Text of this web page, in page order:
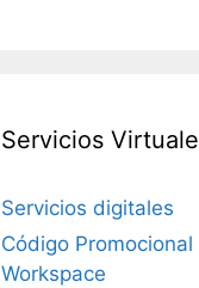
Servicios
Servicios digitales
Código Promocional
Workspace